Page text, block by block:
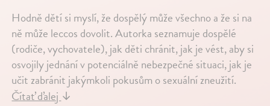
Hodně dětí si myslí, že dospělý může všechno a že si na
ně může leccos dovolit. Autorka seznamuje dospělé
(rodiče, vychovatele), jak děti chránit, jak je vést, aby si
osvojily jednání v potenciálně nebezpečné situaci, jak je
učit zabránit jakýmkoli pokusům o sexuální zneužití.
Čítať ďalej↓